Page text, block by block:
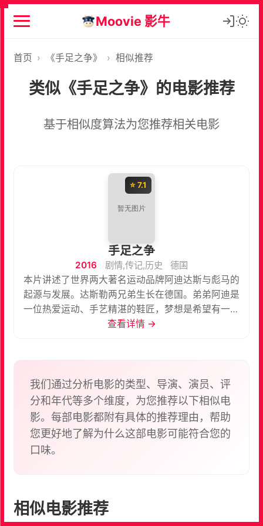
Moovie 影牛
首页 › 《手足之争》 › 相似推荐
类似《手足之争》的电影推荐
基于相似度算法为您推荐相关电影
⭐ 7.1
手足之争
2016 剧情,传记,历史
德国
本片讲述了世界两大著名运动品牌阿迪达斯与彪马的
起源与发展。达斯勒两兄弟生长在德国。弟弟阿迪是
一位热爱运动、手艺精湛的鞋匠，梦想是希望有一天
世界上最伟大的运动员能穿上自己做的运动鞋。哥哥
的面前两兄弟做出了什么样的决断？
查看详情 →
我们通过分析电影的类型、导演、演员、评
分和年代等多个维度，为您推荐以下相似电
影。每部电影都附有具体的推荐理由，帮助
您更好地了解为什么这部电影可能符合您的
口味。
相似电影推荐